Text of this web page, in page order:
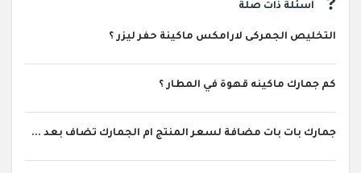
أسئلة ذات صلة
التخليص الجمركى لارامكس ماكينة حفر ليزر ؟
كم جمارك ماكينه قهوة في المطار ؟
جمارك بات بات مضافة لسعر المنتج ام الجمارك تضاف بعد ...